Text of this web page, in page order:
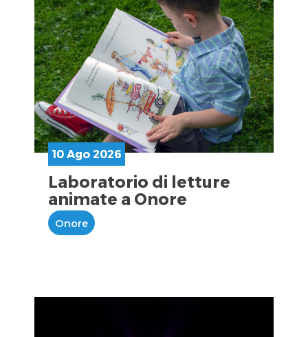
10 Ago 2026
Laboratorio di letture
animate a Onore
Onore